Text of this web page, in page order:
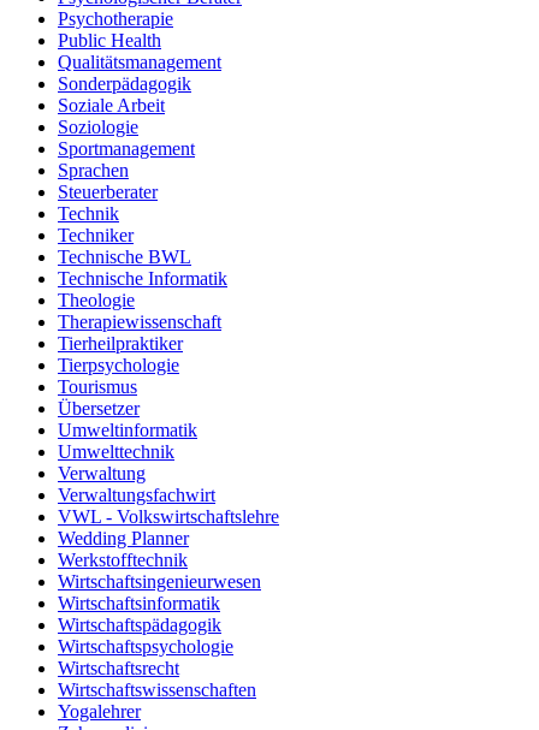
Psychotherapie
Public Health
Qualitätsmanagement
Sonderpädagogik
Soziale Arbeit
Soziologie
Sportmanagement
Sprachen
Steuerberater
Technik
Techniker
Technische BWL
Technische Informatik
Theologie
Therapiewissenschaft
Tierheilpraktiker
Tierpsychologie
Tourismus
Übersetzer
Umweltinformatik
Umwelttechnik
Verwaltung
Verwaltungsfachwirt
VWL - Volkswirtschaftslehre
Wedding Planner
Werkstofftechnik
Wirtschaftsingenieurwesen
Wirtschaftsinformatik
Wirtschaftspädagogik
Wirtschaftspsychologie
Wirtschaftsrecht
Wirtschaftswissenschaften
Yogalehrer